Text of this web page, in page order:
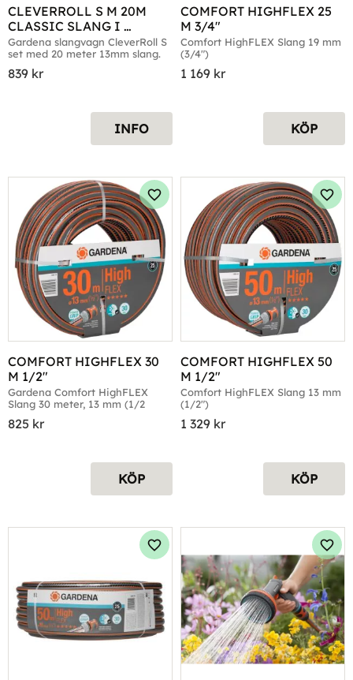
CLEVERROLL S M 20M
CLASSIC SLANG I
DISPLAY
Gardena slangvagn CleverRoll S
set med 20 meter 13mm slang.
839 kr
INFO
COMFORT HIGHFLEX 25
M 3/4"
Comfort HighFLEX Slang 19 mm
(3/4")
1 169 kr
KÖP
COMFORT HIGHFLEX 30
M 1/2"
Gardena Comfort HighFLEX
Slang 30 meter, 13 mm (1/2
825 kr
Lägg till i favoriter
KÖP
COMFORT HIGHFLEX 50
M 1/2"
Comfort HighFLEX Slang 13 mm
(1/2")
1 329 kr
KÖP
Lägg till i favoriter